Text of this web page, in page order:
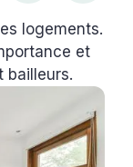
logements.
et
bailleurs.